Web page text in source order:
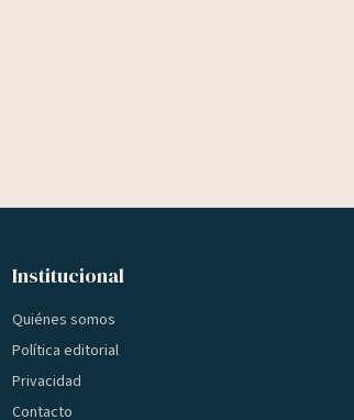
Institucional
Quiénes somos
Política editorial
Privacidad
Contacto